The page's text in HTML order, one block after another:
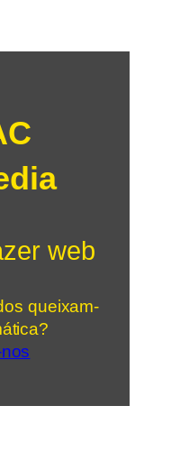
web
queixam-